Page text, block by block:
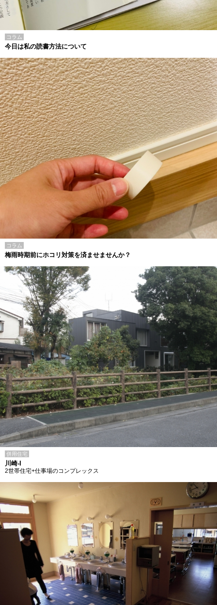
コラム
今日は私の読書方法について
コラム
梅雨時期前にホコリ対策を済ませませんか？
併用住宅
川崎-I
2世帯住宅+仕事場のコンプレックス